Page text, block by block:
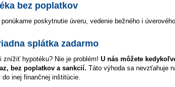
bez poplatkov
ponúkame poskytnutie úveru, vedenie bežného i
splátka zadarmo
znížiť hypotéku? Nie je problém! U nás môžete
bez poplatkov a sankcií. Táto výhoda sa nevzťahuje
do inej finančnej inštitúcie.